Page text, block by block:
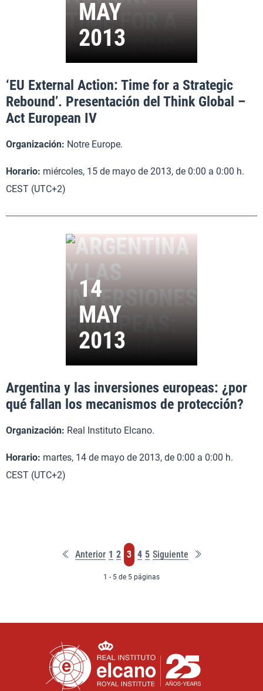
‘EU External Action: Time for a Strategic
Rebound’. Presentación del Think Global –
Act European IV
Organización: Notre Europe.
Horario: miércoles, 15 de mayo de 2013, de 0:00 a 0:00 h.
CEST (UTC+2)
Argentina y las inversiones europeas: ¿por
qué fallan los mecanismos de protección?
Organización: Real Instituto Elcano.
Horario: martes, 14 de mayo de 2013, de 0:00 a 0:00 h.
CEST (UTC+2)
Primera
página
Anterior Página
1 Página
2 Página
3 Página
4 Página
5 Siguiente
Última
página
1 - 5 de 5 páginas